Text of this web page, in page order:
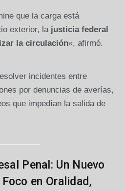
que la carga está
exterior, la justicia federal
la circulación«, afirmó.
incidentes entre
por denuncias de averías,
que impedían la salida de
Penal: Un Nuevo
en Oralidad,